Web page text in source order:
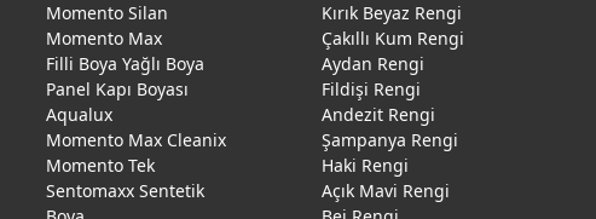
Momento Silan
Momento Max
Filli Boya Yağlı Boya
Panel Kapı Boyası
Aqualux
Momento Max Cleanix
Momento Tek
Sentomaxx Sentetik
Kırık Beyaz Rengi
Çakıllı Kum Rengi
Aydan Rengi
Fildişi Rengi
Andezit Rengi
Şampanya Rengi
Haki Rengi
Açık Mavi Rengi